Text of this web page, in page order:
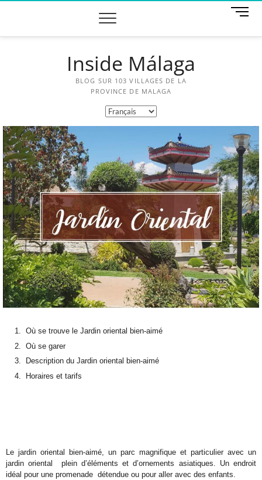
M
Inside Málaga
BLOG SUR 103 VILLAGES DE LA
PROVINCE DE MALAGA
Où se trouve le Jardin oriental bien-aimé
Où se garer
Description du Jardin oriental bien-aimé
Horaires et tarifs
Le jardin oriental bien-aimé, un parc magnifique et particulier avec un
jardin oriental plein d’éléments et d’ornements asiatiques. Un endroit
idéal pour une promenade détendue ou pour aller avec des enfants.